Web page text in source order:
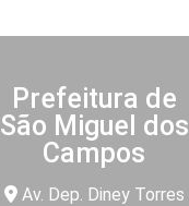
Prefeitura de
São Miguel dos
Campos
Av. Dep. Diney Torres